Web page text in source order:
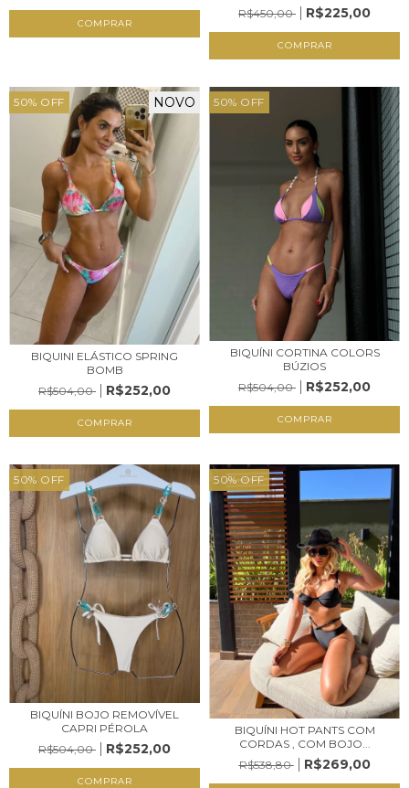
COMPRAR
R$450,00
R$225,00
COMPRAR
50% OFF NOVO
BIQUINI ELÁSTICO SPRING
BOMB
R$504,00
R$252,00
COMPRAR
50% OFF
BIQUÍNI CORTINA COLORS
BÚZIOS
R$504,00
R$252,00
COMPRAR
50% OFF
BIQUÍNI BOJO REMOVÍVEL
CAPRI PÉROLA
R$504,00
R$252,00
COMPRAR
50%OFF
BIQUÍNI HOT PANTS COM
CORDAS , COM BOJO...
R$538,80
R$269,00